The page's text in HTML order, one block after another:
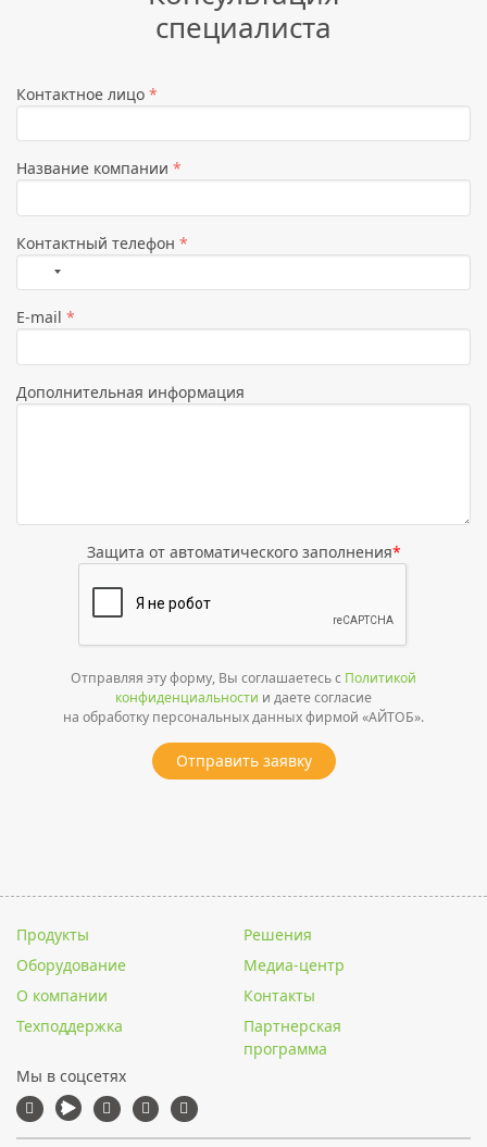
специалиста
Контактное лицо *
Название компании *
Контактный телефон *
Страна
не
выбрана
E-mail *
Дополнительная информация
Защита от автоматического заполнения*
Отправляя эту форму, Вы соглашаетесь с Политикой
конфиденциальности и даете согласие
на обработку персональных данных фирмой «АЙТОБ».
Отправить заявку
Продукты
Решения
Оборудование
Медиа-центр
О компании
Контакты
Техподдержка
Партнерская
программа
Мы в соцсетях